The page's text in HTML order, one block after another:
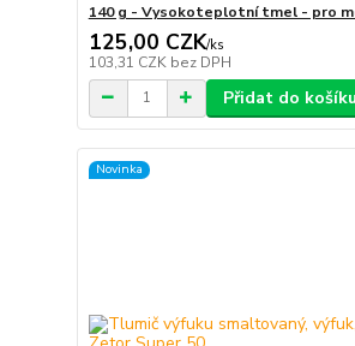
140 g - Vysokoteplotní tmel - pro
125,00 CZK/ks
103,31 CZK bez DPH
Přidat do košíku
Novinka